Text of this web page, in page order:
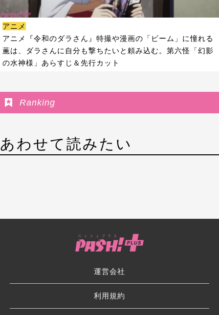
アニメ
アニメ『令和のダラさん』特撮や漫画の「ビーム」に憧れる
薫は、ダラさんに自分も撃ちたいと頼み込む。第六怪「幻影
の水神様」あらすじ＆先行カット
Ranking
あわせて読みたい
運営会社
利用規約